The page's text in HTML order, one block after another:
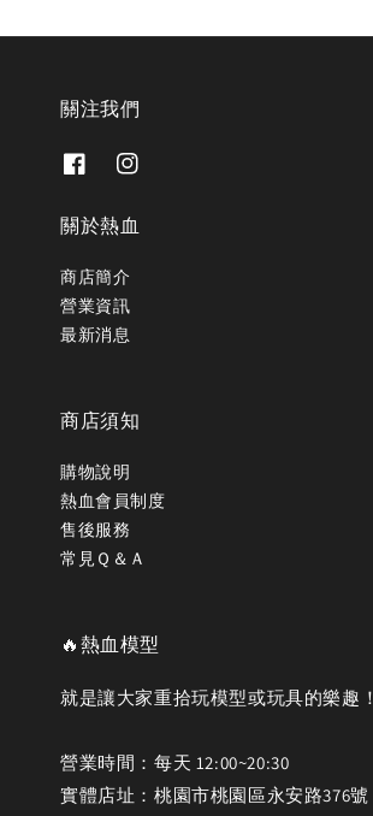
關注我們
關於熱血
商店簡介
營業資訊
最新消息
商店須知
購物說明
熱血會員制度
售後服務
常見Ｑ＆Ａ
🔥熱血模型
就是讓大家重拾玩模型或玩具的樂趣！
營業時間：每天 12:00~20:30
實體店址：桃園市桃園區永安路376號